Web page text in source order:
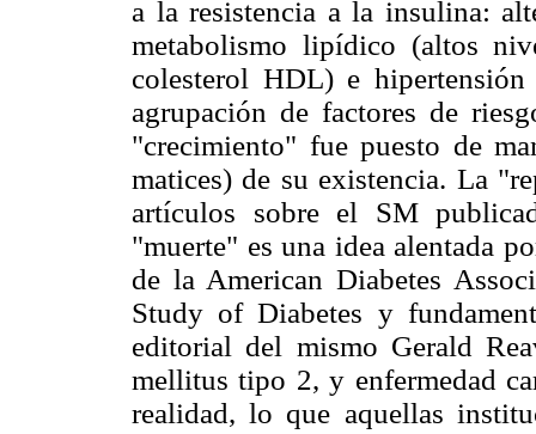
a la resistencia a la insulina:
metabolismo lipídico (altos
colesterol HDL) e
agrupación de factores de
"crecimiento" fue puesto de
matices) de su existencia. La
artículos sobre el SM
"muerte" es una idea alentada
de la American Diabetes
Study of Diabetes y
editorial del mismo Gerald
mellitus tipo 2, y enfermedad
realidad, lo que aquellas